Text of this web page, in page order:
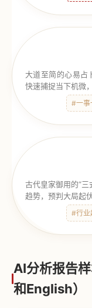
大道至简的心易占
快速捕捉当下机微
#一事
古代皇家御用的“
趋势，预判大局起
#行业
AI分析报告
和English）